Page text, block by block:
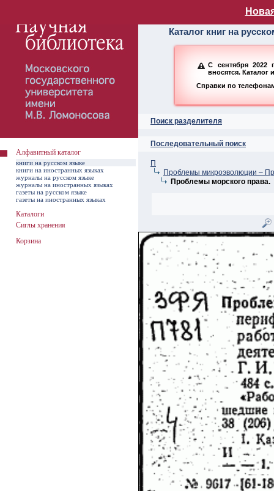
Алфавитный
Каталог книг на
С сентября 2022
вносятся. Каталог
Справки по
Поиск разделителя
Последовательный поиск
П
Проблемы микроэволюции –
Проблемы морского права.
Алфавитный каталог
книги на русском языке
книги на иностранных языках
журналы на русском языке
журналы на иностранных языках
газеты на русском языке
газеты на иностранных языках
Каталоги
Сиглы хранения
Корзина